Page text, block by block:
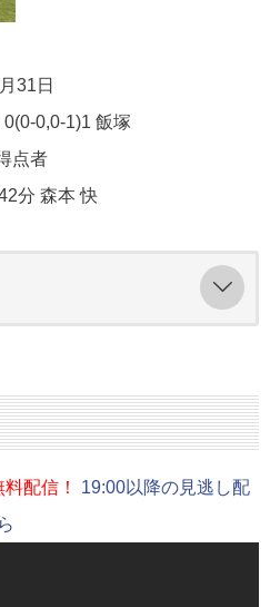
31日
0,0-1)1 飯塚
点者
分 森本 快
配信！ 19:00以降の見逃し配